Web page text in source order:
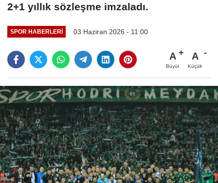
2+1 yıllık sözleşme imzaladı.
SPOR HABERLERI 03 Haziran 2026 - 11:00
A
Büyüt
A
Küçült